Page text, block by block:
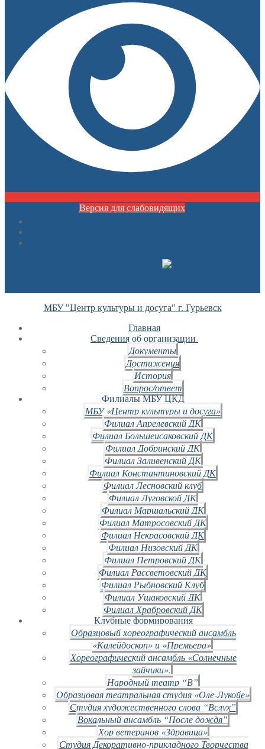
Версия для слабовидящих
МБУ "Центр культуры и досуга" г. Гурьевск
Главная
Сведения об организации
Документы
Достижения
История
Вопрос/ответ
Филиалы МБУ ЦКД
МБУ «Центр культуры и досуга»
Филиал Апрелевский ДК
Филиал Большеисаковский ДК
Филиал Добринский ДК
Филиал Заливенский ДК
Филиал Константиновский ДК
Филиал Лесновский клуб
Филиал Луговской ДК
Филиал Маршальский ДК
Филиал Матросовский ДК
Филиал Некрасовский ДК
Филиал Низовский ДК
Филиал Петровский ДК
Филиал Рассветовский ДК
Филиал Рыбновский Клуб
Филиал Ушаковский ДК
Филиал Храбровский ДК
Клубные формирования
Образцовый хореографический ансамбль
«Калейдоскоп» и «Премьера»
Хореографический ансамбль «Солнечные
зайчики».
Народный театр “В”
Образцовая театральная студия «Оле-Лукойе»
Студия художественного слова “Вслух”
Вокальный ансамбль “После дождя”
Хор ветеранов «Здравица»
Студия Декоративно-прикладного Творчества